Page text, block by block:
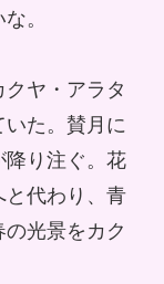
。
ヤ・アラタ
いた。賛月に
降り注ぐ。花
と代わり、青
光景をカク